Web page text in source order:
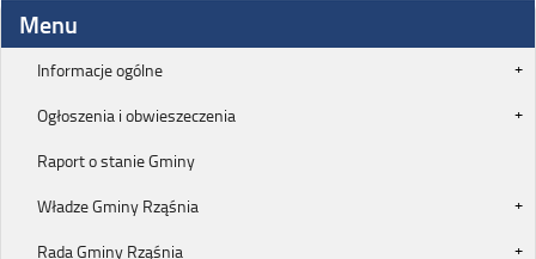
Menu
Informacje ogólne
Ogłoszenia i obwieszeczenia
Raport o stanie Gminy
Władze Gminy Rząśnia
Rada Gminy Rząśnia